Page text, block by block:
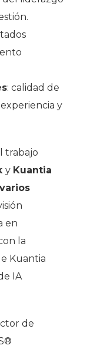
: calidad de
y
trabajo
y Kuantia
en
la
Kuantia
IA
de